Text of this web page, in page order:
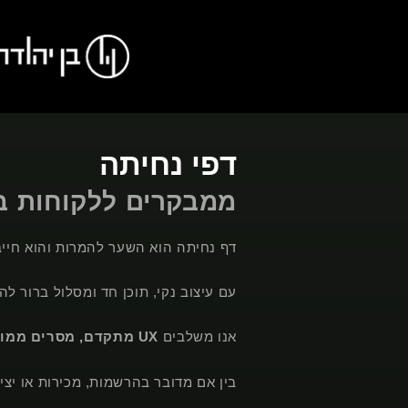
דפי נחיתה
ממבקרים ללקוחות
דף נחיתה הוא השער להמרות והוא
עם עיצוב נקי, תוכן חד ומסלול ברור
אנו משלבים UX מתקדם, מסרים ממוקדים ואופטימיזציה שיווקית
בין אם מדובר בהרשמות, מכירות או